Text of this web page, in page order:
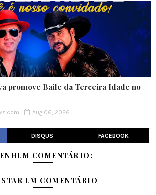
promove Baile da Terceira Idade no
Aug 06, 2026
DISQUS FACEBOOK
COMENTÁRIO:
UM COMENTÁRIO